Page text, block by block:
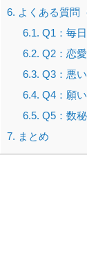
6. よくある質問
6.1. Q1：毎
6.2. Q2：恋
6.3. Q3：悪
6.4. Q4：願
6.5. Q5：数
7. まとめ